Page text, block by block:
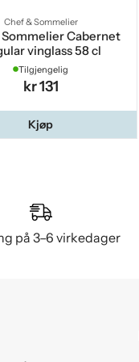
Chef & Sommelier
Sommelier Cabernet
vinglass 58 cl
Tilgjengelig
kr 131
Kjøp
på 3–6 virkedager